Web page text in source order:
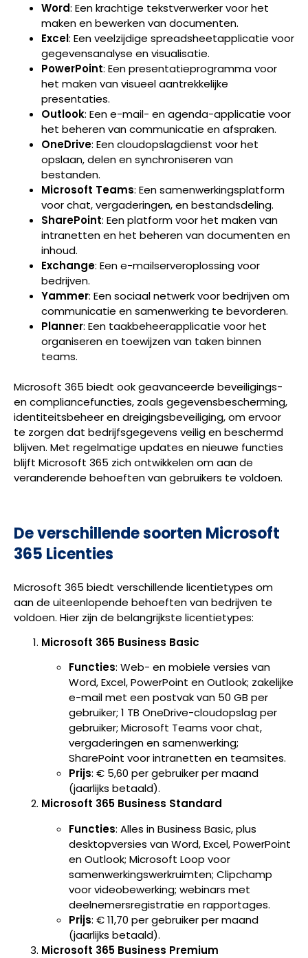
Word: Een krachtige tekstverwerker voor het
maken en bewerken van documenten.
Excel: Een veelzijdige spreadsheetapplicatie voor
gegevensanalyse en visualisatie.
PowerPoint: Een presentatieprogramma voor
het maken van visueel aantrekkelijke
presentaties.
Outlook: Een e-mail- en agenda-applicatie voor
het beheren van communicatie en afspraken.
OneDrive: Een cloudopslagdienst voor het
opslaan, delen en synchroniseren van
bestanden.
Microsoft Teams: Een samenwerkingsplatform
voor chat, vergaderingen, en bestandsdeling.
SharePoint: Een platform voor het maken van
intranetten en het beheren van documenten en
inhoud.
Exchange: Een e-mailserveroplossing voor
bedrijven.
Yammer: Een sociaal netwerk voor bedrijven om
communicatie en samenwerking te bevorderen.
Planner: Een taakbeheerapplicatie voor het
organiseren en toewijzen van taken binnen
teams.
Microsoft 365 biedt ook geavanceerde beveiligings-
en compliancefuncties, zoals gegevensbescherming,
identiteitsbeheer en dreigingsbeveiliging, om ervoor
te zorgen dat bedrijfsgegevens veilig en beschermd
blijven. Met regelmatige updates en nieuwe functies
blijft Microsoft 365 zich ontwikkelen om aan de
veranderende behoeften van gebruikers te voldoen.
De verschillende soorten Microsoft
365 Licenties
Microsoft 365 biedt verschillende licentietypes om
aan de uiteenlopende behoeften van bedrijven te
voldoen. Hier zijn de belangrijkste licentietypes:
Microsoft 365 Business Basic
Functies: Web- en mobiele versies van
Word, Excel, PowerPoint en Outlook; zakelijke
e-mail met een postvak van 50 GB per
gebruiker; 1 TB OneDrive-cloudopslag per
gebruiker; Microsoft Teams voor chat,
vergaderingen en samenwerking;
SharePoint voor intranetten en teamsites.
Prijs: € 5,60 per gebruiker per maand
(jaarlijks betaald).
Microsoft 365 Business Standard
Functies: Alles in Business Basic, plus
desktopversies van Word, Excel, PowerPoint
en Outlook; Microsoft Loop voor
samenwerkingswerkruimten; Clipchamp
voor videobewerking; webinars met
deelnemersregistratie en rapportages.
Prijs: € 11,70 per gebruiker per maand
(jaarlijks betaald).
Microsoft 365 Business Premium